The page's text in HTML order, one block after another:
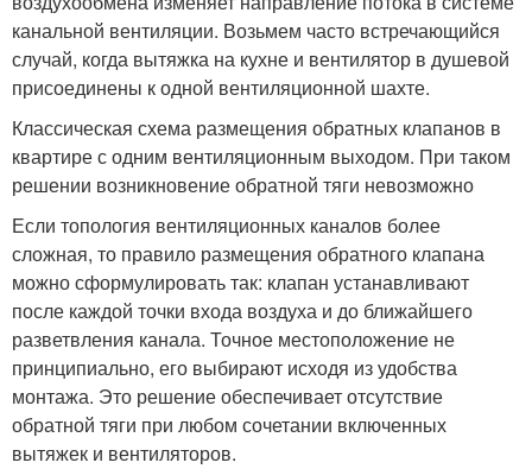
канальной вентиляции. Возьмем часто встречающийся
случай, когда вытяжка на кухне и вентилятор в душевой
присоединены к одной вентиляционной шахте.
Классическая схема размещения обратных клапанов в
квартире с одним вентиляционным выходом. При таком
решении возникновение обратной тяги невозможно
Если топология вентиляционных каналов более
сложная, то правило размещения обратного клапана
можно сформулировать так: клапан устанавливают
после каждой точки входа воздуха и до ближайшего
разветвления канала. Точное местоположение не
принципиально, его выбирают исходя из удобства
монтажа. Это решение обеспечивает отсутствие
обратной тяги при любом сочетании включенных
вытяжек и вентиляторов.